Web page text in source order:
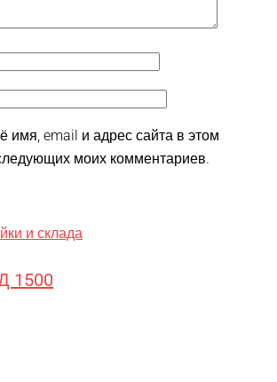
имя, email и адрес сайта в этом
моих комментариев.
и склада
1500